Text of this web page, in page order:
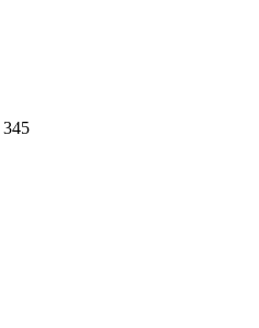
345